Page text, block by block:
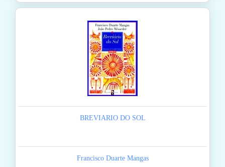
BREVIARIO DO SOL
Francisco Duarte Mangas